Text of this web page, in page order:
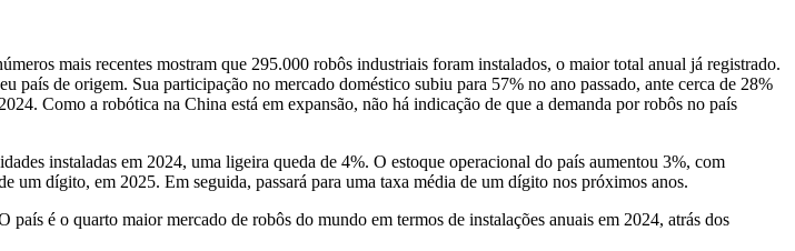
mais recentes mostram que 295.000 robôs industriais foram instalados, o maior total anual já registrado.
país de origem. Sua participação no mercado doméstico subiu para 57% no ano passado, ante cerca de 28%
Como a robótica na China está em expansão, não há indicação de que a demanda por robôs no país
instaladas em 2024, uma ligeira queda de 4%. O estoque operacional do país aumentou 3%, com
um dígito, em 2025. Em seguida, passará para uma taxa média de um dígito nos próximos anos.
país é o quarto maior mercado de robôs do mundo em termos de instalações anuais em 2024, atrás dos